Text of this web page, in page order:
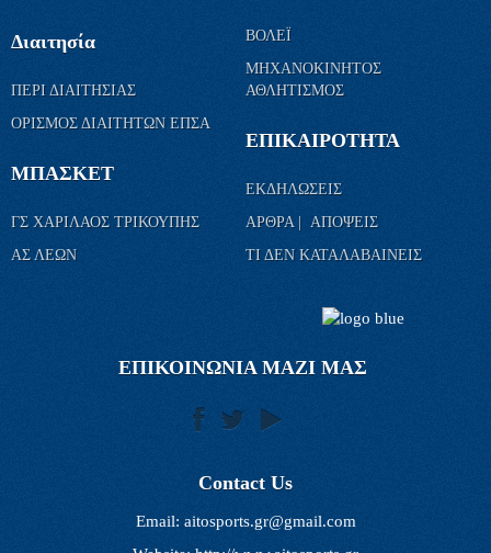
Διαιτησία
ΠΕΡΙ ΔΙΑΙΤΗΣΙΑΣ
ΟΡΙΣΜΟΣ ΔΙΑΙΤΗΤΩΝ ΕΠΣΑ
ΜΠΑΣΚΕΤ
ΓΣ ΧΑΡΙΛΑΟΣ ΤΡΙΚΟΥΠΗΣ
ΑΣ ΛΕΩΝ
ΒΟΛΕΪ
ΜΗΧΑΝΟΚΙΝΗΤΟΣ
ΑΘΛΗΤΙΣΜΟΣ
ΕΠΙΚΑΙΡΟΤΗΤΑ
ΕΚΔΗΛΩΣΕΙΣ
ΑΡΘΡΑ | ΑΠΟΨΕΙΣ
ΤΙ ΔΕΝ ΚΑΤΑΛΑΒΑΙΝΕΙΣ
ΕΠΙΚΟΙΝΩΝΙΑ ΜΑΖΙ ΜΑΣ
Contact Us
Email: aitosports.gr@gmail.com